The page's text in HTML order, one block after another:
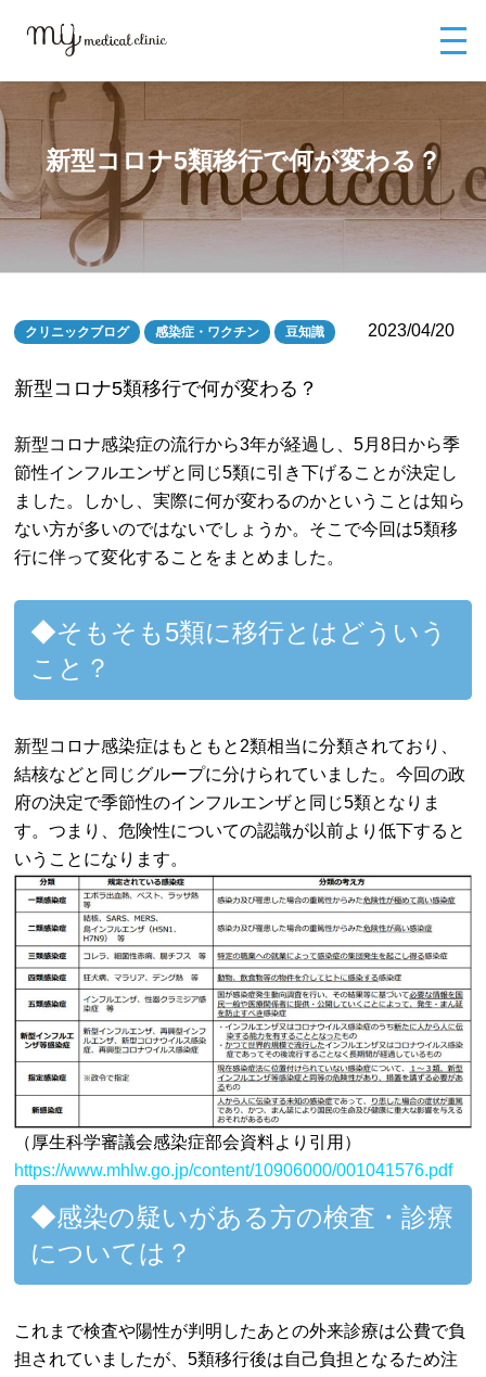
る？
新型コロナ5類移行で何が変わる？
クリニックブログ 感染症・ワクチン 豆知識 2023/04/20
新型コロナ5類移行で何が変わる？
新型コロナ感染症の流行から3年が経過し、5月8日から季
節性インフルエンザと同じ5類に引き下げることが決定し
ました。しかし、実際に何が変わるのかということは知ら
ない方が多いのではないでしょうか。そこで今回は5類移
行に伴って変化することをまとめました。
◆そもそも5類に移行とはどういう
こと？
新型コロナ感染症はもともと2類相当に分類されており、
結核などと同じグループに分けられていました。今回の政
府の決定で季節性のインフルエンザと同じ5類となりま
す。つまり、危険性についての認識が以前より低下すると
いうことになります。
（厚生科学審議会感染症部会資料より引用）
https://www.mhlw.go.jp/content/10906000/001041576.pdf
◆感染の疑いがある方の検査・診療
については？
これまで検査や陽性が判明したあとの外来診療は公費で負
担されていましたが、5類移行後は自己負担となるため注